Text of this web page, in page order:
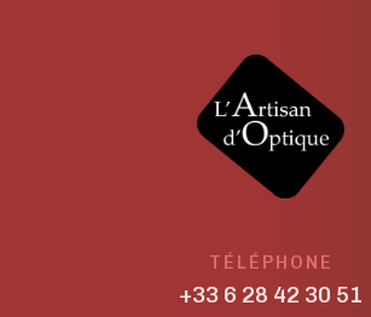
TÉLÉPHONE
+33 6 28 42 30 51